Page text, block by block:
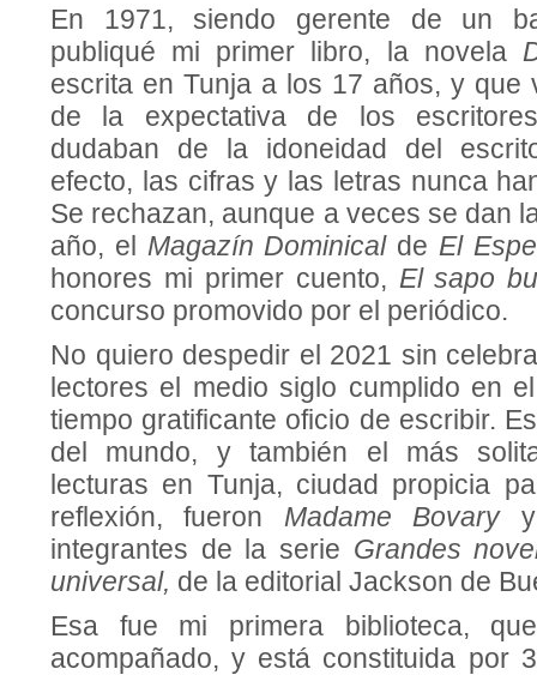
En 1971, siendo gerente de un
publiqué mi primer libro, la novela
escrita en Tunja a los 17 años, y que
de la expectativa de los
dudaban de la idoneidad del
efecto, las cifras y las letras nunca
Se rechazan, aunque a veces se dan
año, el Magazín Dominical de El
honores mi primer cuento, El sapo
concurso promovido por el periódico.
No quiero despedir el 2021 sin
lectores el medio siglo cumplido en
tiempo gratificante oficio de escribir.
del mundo, y también el más
lecturas en Tunja, ciudad propicia
reflexión, fueron Madame Bovary
integrantes de la serie Grandes
universal, de la editorial Jackson de
Esa fue mi primera biblioteca,
acompañado, y está constituida por